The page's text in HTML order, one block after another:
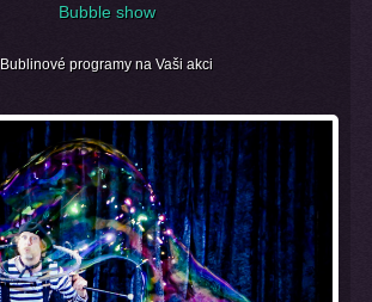
Bubble show
Bublinové programy na Vaši akci